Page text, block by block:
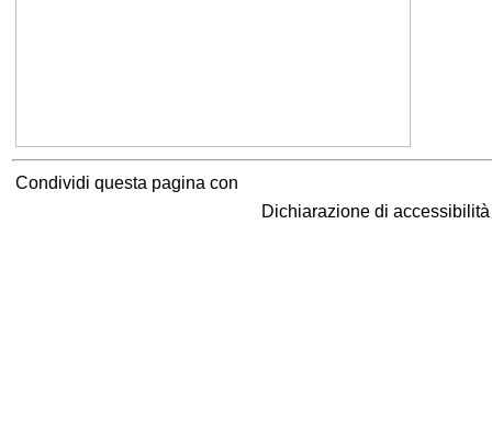
Condividi questa pagina con
Dichiarazione di